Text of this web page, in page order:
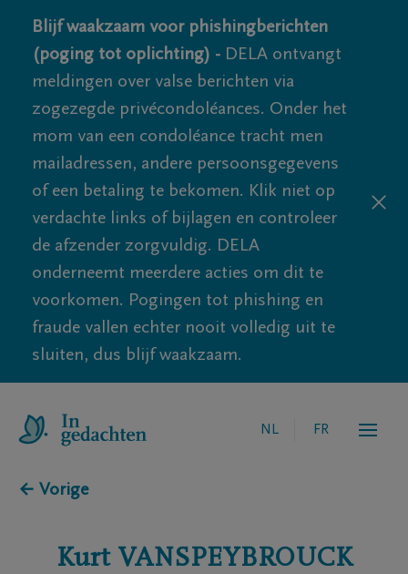
Blijf waakzaam voor phishingberichten
(poging tot oplichting) - DELA ontvangt
meldingen over valse berichten via
zogezegde privécondoléances. Onder het
mom van een condoléance tracht men
mailadressen, andere persoonsgegevens
of een betaling te bekomen. Klik niet op
verdachte links of bijlagen en controleer
de afzender zorgvuldig. DELA
onderneemt meerdere acties om dit te
voorkomen. Pogingen tot phishing en
fraude vallen echter nooit volledig uit te
sluiten, dus blijf waakzaam.
NL FR
← Vorige
Kurt VANSPEYBROUCK